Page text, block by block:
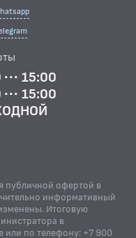
15:00
15:00
публичной офертой в
информативный
Итоговую
в
или по телефону: +7 900